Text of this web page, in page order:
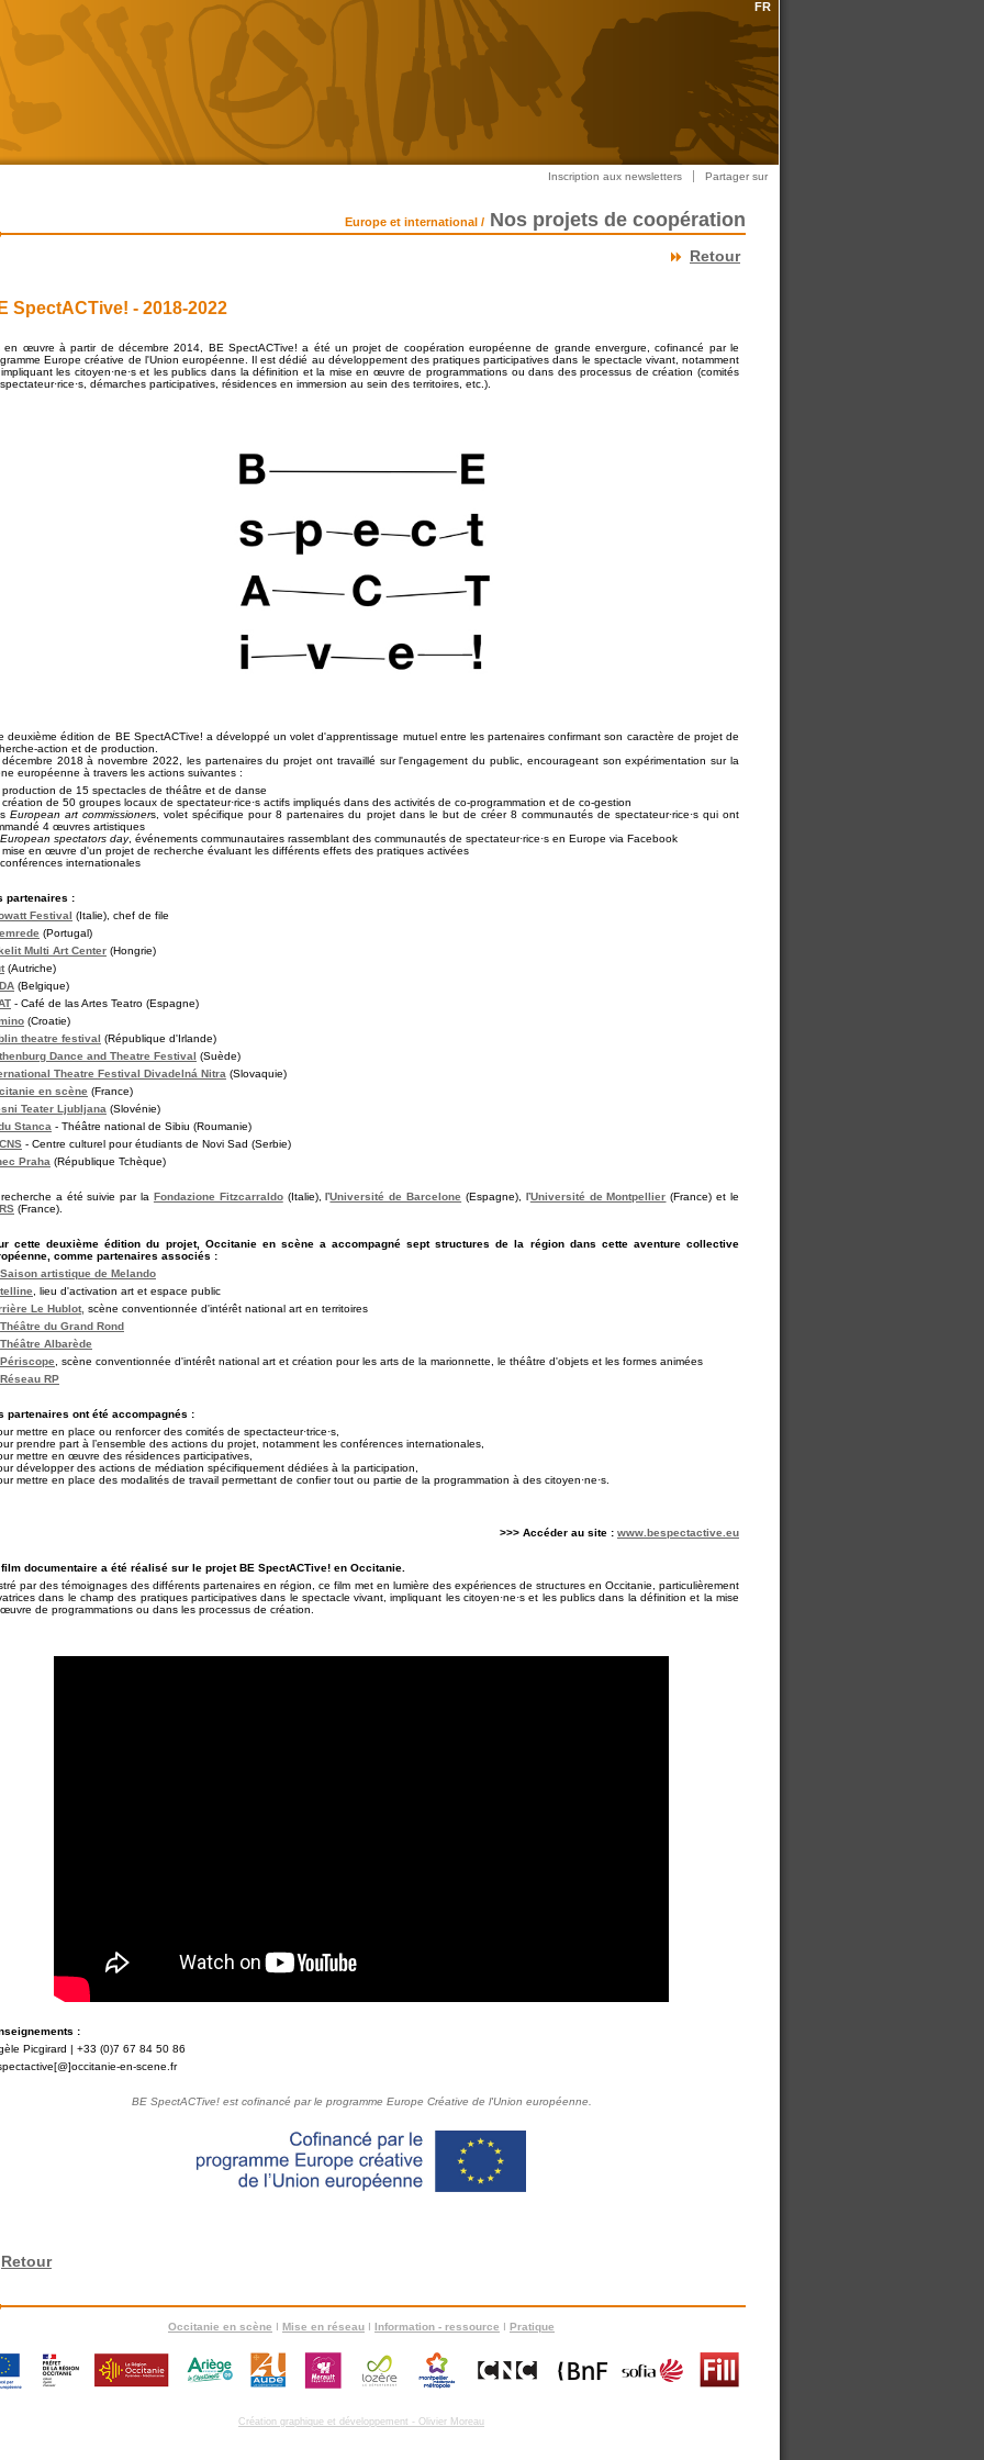
FR
Inscription aux newsletters Partager sur
Europe et international / Nos projets de coopération
Retour
SpectACTive! - 2018-2022
en œuvre à partir de décembre 2014, BE SpectACTive! a été un projet de coopération européenne de grande envergure, cofinancé par le
Europe créative de l'Union européenne. Il est dédié au développement des pratiques participatives dans le spectacle vivant, notamment
les citoyen·ne·s et les publics dans la définition et la mise en œuvre de programmations ou dans des processus de création (comités
démarches participatives, résidences en immersion au sein des territoires, etc.).
deuxième édition de BE SpectACTive! a développé un volet d'apprentissage mutuel entre les partenaires confirmant son caractère de projet de
action et de production.
décembre 2018 à novembre 2022, les partenaires du projet ont travaillé sur l'engagement du public, encourageant son expérimentation sur la
européenne à travers les actions suivantes :
production de 15 spectacles de théâtre et de danse
création de 50 groupes locaux de spectateur·rice·s actifs impliqués dans des activités de co-programmation et de co-gestion
European art commissioners, volet spécifique pour 8 partenaires du projet dans le but de créer 8 communautés de spectateur·rice·s qui ont
4 œuvres artistiques
European spectators day, événements communautaires rassemblant des communautés de spectateur·rice·s en Europe via Facebook
mise en œuvre d'un projet de recherche évaluant les différents effets des pratiques activées
internationales
partenaires :
Festival (Italie), chef de file
(Portugal)
Multi Art Center (Hongrie)
(Autriche)
(Belgique)
- Café de las Artes Teatro (Espagne)
(Croatie)
theatre festival (République d'Irlande)
Dance and Theatre Festival (Suède)
Theatre Festival Divadelná Nitra (Slovaquie)
en scène (France)
Teater Ljubljana (Slovénie)
Stanca - Théâtre national de Sibiu (Roumanie)
- Centre culturel pour étudiants de Novi Sad (Serbie)
Praha (République Tchèque)
a été suivie par la Fondazione Fitzcarraldo(Italie), l’Université de Barcelone (Espagne), l’Université de Montpellier (France) et le
RS (France).
cette deuxième édition du projet, Occitanie en scène a accompagné sept structures de la région dans cette aventure collective
comme partenaires associés :
artistique de Melando
, lieu d'activation art et espace public
Le Hublot, scène conventionnée d'intérêt national art en territoires
Théâtre du Grand Rond
Théâtre Albarède
, scène conventionnée d'intérêt national art et création pour les arts de la marionnette, le théâtre d'objets et les formes animées
RP
partenaires ont été accompagnés :
mettre en place ou renforcer des comités de spectacteur·trice·s,
prendre part à l’ensemble des actions du projet, notamment les conférences internationales,
mettre en œuvre des résidences participatives,
développer des actions de médiation spécifiquement dédiées à la participation,
mettre en place des modalités de travail permettant de confier tout ou partie de la programmation à des citoyen·ne·s.
>>> Accéder au site : www.bespectactive.eu
film documentaire a été réalisé sur le projet BE SpectACTive! en Occitanie.
par des témoignages des différents partenaires en région, ce film met en lumière des expériences de structures en Occitanie, particulièrement
dans le champ des pratiques participatives dans le spectacle vivant, impliquant les citoyen·ne·s et les publics dans la définition et la mise
de programmations ou dans les processus de création.
:
Picgirard | +33 (0)7 67 84 50 86
en-scene.fr
BE SpectACTive! est cofinancé par le programme Europe Créative de l'Union européenne.
Retour
Occitanie en scène I Mise en réseau I Information - ressource I Pratique
Création graphique et développement - Olivier Moreau